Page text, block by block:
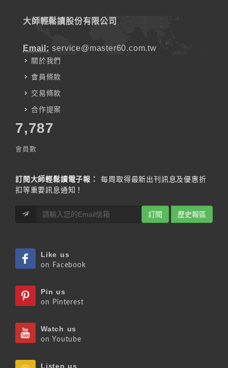
大師輕鬆讀股份有限公司
Email: service@master60.com.tw
關於我們
會員條款
交易條款
合作提案
7,787
會員數
訂閱大師輕鬆讀電子報：
每周取得最新出刊訊息及優惠折
扣等重要訊息通知！
訂閱 歷史報區
Like us
on Facebook
Pin us
on Pinterest
Watch us
on Youtube
Listen us